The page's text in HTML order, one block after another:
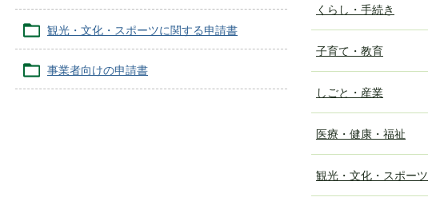
観光・文化・スポーツに関する申請書
事業者向けの申請書
くらし・手続き
子育て・教育
しごと・産業
医療・健康・福祉
観光・文化・スポーツ